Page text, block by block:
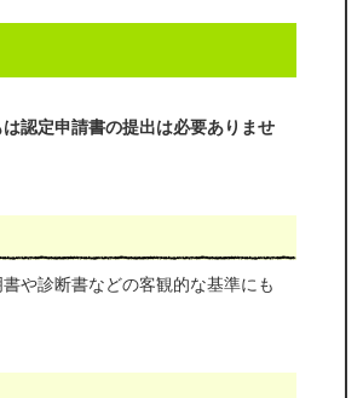
認定申請書の提出は必要ありませ
や診断書などの客観的な基準にも